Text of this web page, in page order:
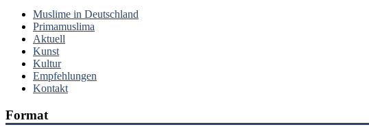
Muslime in Deutschland
Primamuslima
Aktuell
Kunst
Kultur
Empfehlungen
Kontakt
Format